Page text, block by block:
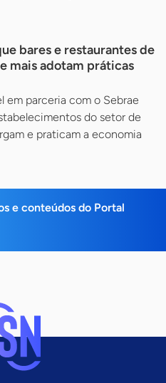
bares e restaurantes de
mais adotam práticas
em parceria com o Sebrae
do setor de
e praticam a economia
e conteúdos do Portal